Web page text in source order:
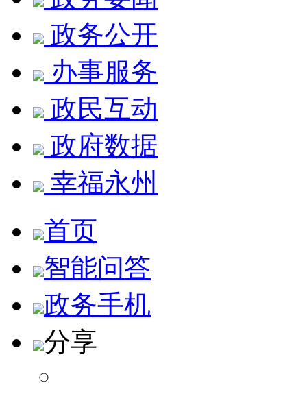
政务公开
办事服务
政民互动
政府数据
幸福永州
首页
智能问答
政务手机
分享